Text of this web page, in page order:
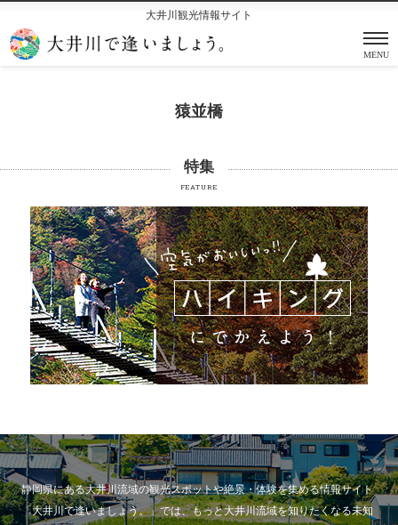
大井川観光情報サイト
MENU
猿並橋
特集
FEATURE
静岡県にある大井川流域の観光スポットや絶景・体験を集める情報サイト
「大井川で逢いましょう。」では、もっと大井川流域を知りたくなる未知